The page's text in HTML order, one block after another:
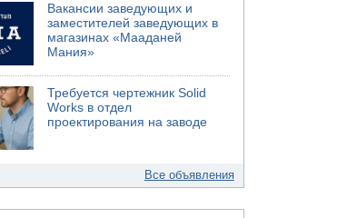
Вакансии заведующих и
заместителей заведующих в
магазинах «Мааданей
Мания»
Требуется чертежник Solid
Works в отдел
проектирования на заводе
Все объявления